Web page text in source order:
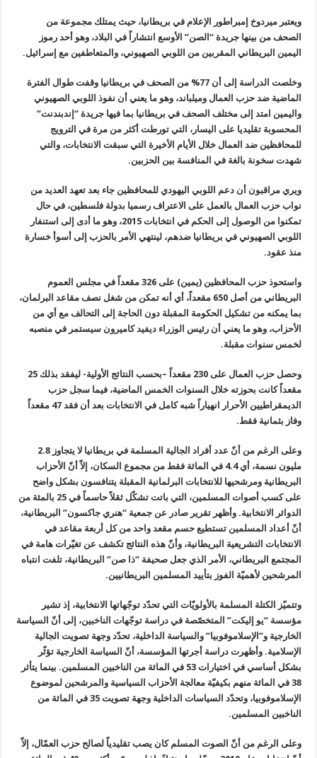
ويعتبر ميردوخ إمبراطور الإعلام في بريطانيا، حيث يمتلك مجموعة من
الصحف من بينها جريدة “الصن” الأوسع انتشاراً في البلاد، وهو أحد رموز
اليمين البريطاني المقربين من اللوبي الصهيوني، والمتعاطفين مع إسرائيل.
وخلصت الدراسة إلى أن 77% من الصحف في بريطانيا وقفت طوال الفترة
الماضية ضد حزب العمال وميلباند، وهو ما يعني أن نفوذ اللوبي الصهيوني
واليمين امتد إلى مختلف الصحف في بريطانيا بما فيها جريدة “إندبندنت”
المحسوبة تقليديا على اليسار، التي تورطت أكثر من مرة في الترويج
للمحافظين ضد العمال خلال الأيام الأخيرة التي سبقت الانتخابات، والتي
شهدت سخونة بالغة في المنافسة بين الحزبين.
ويري مراقبون أن دعم اللوبي اليهودي للمحافظين جاء بعد تعهد العديد من
نواب حزب العمال بالعمل على الاعتراف رسميا بدولة فلسطين، في حال
تمكنوا من الوصول إلى الحكم في انتخابات 2015، وهو ما أدى إلى استنفار
اللوبي الصهيوني في بريطانيا ضدهم، لينتهي الأمر بالحزب إلى أسوأ خسارة
منذ عقود.
واستحوذ حزب المحافظين (يمين) على 326 مقعداً في مجلس العموم
البريطاني من أصل 650 مقعداً، أي أنه تمكن من شغل نصف مقاعد البرلمان،
بما يمكنه من تشكيل الحكومة المقبلة دون الحاجة إلى التحالف مع أي من
الأحزاب، وهو ما يعني أن رئيس الوزراء ديفيد كاميرون سيستمر في منصبه
لخمس سنوات مقبلة.
وحصل حزب العمال على 230 مقعداً –بحسب النتائج الأولية- ليفقد بذلك 25
مقعداً كانت بحوزته خلال السنوات الخمس الماضية، فيما سجل حزب
الديمقراطيين الأحرار انهياراً شبه كامل في الانتخابات بعد أن فقد 47 مقعداً
وفاز بثمانية فقط.
وعلى الرغم من أنّ عدد أفراد الجالية المسلمة في بريطانيا لا يتجاوز 2.8
مليون نسمة، أي 4.4 في المائة فقط من مجموع السكان، إلاّ أنّ الأحزاب
البريطانية ومرشحيها للانتخابات البرلمانية المقبلة يتنافسون بشكل واضح
على كسب أصوات المسلمين، التي باتت تشكّل ثقلاً حاسماً في 25 بالمئة من
الدوائر الانتخابية. وأظهر تقرير صادر عن جمعية “هنري جاكسون” البريطانية،
أنّ أعداد المسلمين تستطيع حسم مقعد واحد من كل أربعة مقاعد في
الانتخابات التشريعية البريطانية، وأنّ هذه النتائج تكشف عن تغيّرات هامة في
المجتمع البريطاني، الأمر الذي جعل صحيفة “ذا صن” البريطانية، تلفت انتباه
المرشحين لأهميّة الفوز بتأييد المسلمين البريطانيين.
وتتميّز الكتلة المسلمة بالأولويّات التي تحدّد توجّهاتها الانتخابية، إذ تشير
مؤسسة “يو إليكت” المتخصّصة في دراسة توجّهات الناخبين، إلى أنّ السياسة
الخارجية و”الإسلاموفوبيا” والسياسة الداخلية، تحدّد وجهة تصويت الجالية
الإسلامية. وأظهرت دراسة أجرتها المؤسسة، أنّ السياسة الخارجية تؤثّر
بشكل أساسي في اختيارات 53 في المائة من الناخبين المسلمين. بينما يتأثر
38 في المائة منهم بكيفيّة معالجة الأحزاب السياسية والمرشحين لموضوع
الإسلاموفوبيا، وتحدّد السياسات الداخلية وجهة تصويت 35 في المائة من
الناخبين المسلمين.
وعلى الرغم من أنّ الصوت المسلم كان يصب تقليدياً لصالح حزب العمّال، إلاّ